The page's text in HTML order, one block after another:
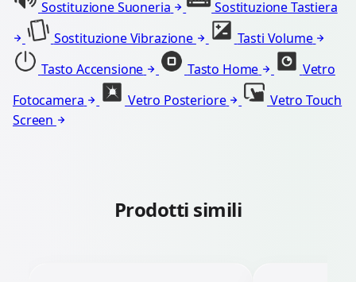
Sostituzione Suoneria
Sostituzione Tastiera
Sostituzione Vibrazione
Tasti Volume
Tasto Accensione
Tasto Home
Vetro
Fotocamera
Vetro Posteriore
Vetro Touch
Screen
Prodotti simili